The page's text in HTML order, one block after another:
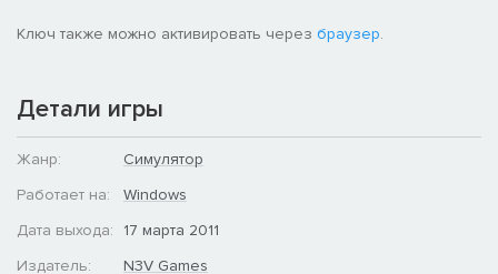
Ключ также можно активировать через браузер.
Детали игры
Жанр:
Симулятор
Работает на:
Windows
Дата выхода:
17 марта 2011
Издатель:
N3V Games